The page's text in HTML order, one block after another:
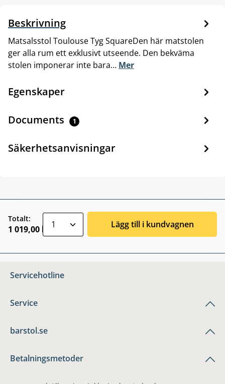
Beskrivning
Matsalsstol Toulouse Tyg SquareDen här matstolen
ger alla rum ett exklusivt utseende. Den bekväma
stolen imponerar inte bara… Mer
Egenskaper
Documents 1
Säkerhetsanvisningar
Totalt:
1 019,00 kr Lägg till i kundvagnen
Servicehotline
Service
barstol.se
Betalningsmetoder